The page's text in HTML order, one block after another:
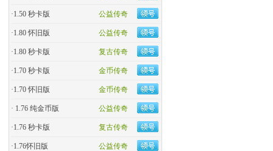
公益传奇
·1.50 秒卡版
公益传奇
·1.80 怀旧版
复古传奇
·1.80 秒卡版
金币传奇
·1.70 秒卡版
金币传奇
·1.70 怀旧版
公益传奇
· 1.76 纯金币版
复古传奇
·1.76 秒卡版
公益传奇
·1.76怀旧版